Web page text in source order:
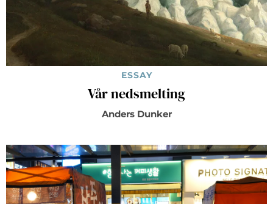
ESSAY
Vår nedsmelting
Anders Dunker